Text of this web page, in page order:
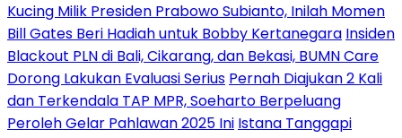
Kucing Milik Presiden Prabowo Subianto, Inilah Momen
Bill Gates Beri Hadiah untuk Bobby Kertanegara Insiden
Blackout PLN di Bali, Cikarang, dan Bekasi, BUMN Care
Dorong Lakukan Evaluasi Serius Pernah Diajukan 2 Kali
dan Terkendala TAP MPR, Soeharto Berpeluang
Peroleh Gelar Pahlawan 2025 Ini Istana Tanggapi